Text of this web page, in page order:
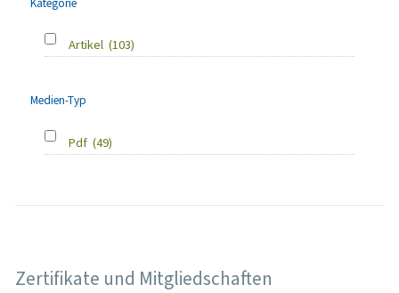
Artikel (103)
Medien-Typ
Pdf (49)
Zertifikate und Mitgliedschaften